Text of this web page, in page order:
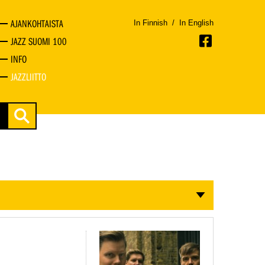
AJANKOHTAISTA
JAZZ SUOMI 100
INFO
JAZZLIITTO
In Finnish / In English